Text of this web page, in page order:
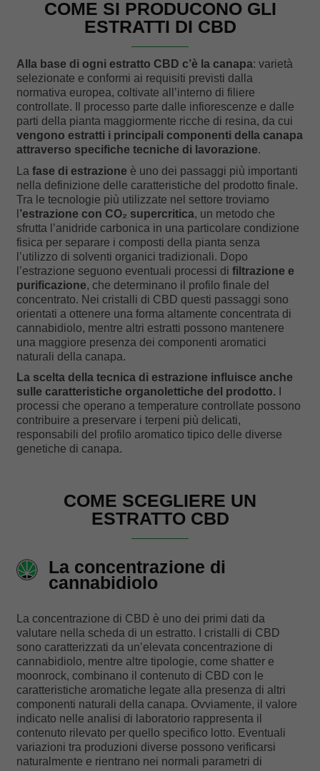
COME SI PRODUCONO GLI
ESTRATTI DI CBD
Alla base di ogni estratto CBD c’è la canapa: varietà
selezionate e conformi ai requisiti previsti dalla
normativa europea, coltivate all’interno di filiere
controllate. Il processo parte dalle infiorescenze e dalle
parti della pianta maggiormente ricche di resina, da cui
vengono estratti i principali componenti della canapa
attraverso specifiche tecniche di lavorazione.
La fase di estrazione è uno dei passaggi più importanti
nella definizione delle caratteristiche del prodotto finale.
Tra le tecnologie più utilizzate nel settore troviamo
’estrazione con CO₂ supercritica, un metodo che
sfrutta l’anidride carbonica in una particolare condizione
fisica per separare i composti della pianta senza
l’utilizzo di solventi organici tradizionali. Dopo
l’estrazione seguono eventuali processi di filtrazione e
purificazione, che determinano il profilo finale del
concentrato. Nei cristalli di CBD questi passaggi sono
orientati a ottenere una forma altamente concentrata di
cannabidiolo, mentre altri estratti possono mantenere
una maggiore presenza dei componenti aromatici
naturali della canapa.
La scelta della tecnica di estrazione influisce anche
sulle caratteristiche organolettiche del prodotto.I
processi che operano a temperature controllate possono
contribuire a preservare i terpeni più delicati,
responsabili del profilo aromatico tipico delle diverse
genetiche di canapa.
COME SCEGLIERE UN
ESTRATTO CBD
La concentrazione di
cannabidiolo
La concentrazione di CBD è uno dei primi dati da
valutare nella scheda di un estratto. I cristalli di CBD
sono caratterizzati da un’elevata concentrazione di
cannabidiolo, mentre altre tipologie, come shatter e
moonrock, combinano il contenuto di CBD con le
caratteristiche aromatiche legate alla presenza di altri
componenti naturali della canapa. Ovviamente, il valore
indicato nelle analisi di laboratorio rappresenta il
contenuto rilevato per quello specifico lotto. Eventuali
variazioni tra produzioni diverse possono verificarsi
naturalmente e rientrano nei normali parametri di